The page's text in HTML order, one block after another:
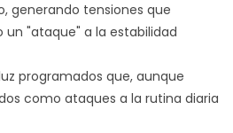
generando tensiones que
"ataque" a la estabilidad
programados que, aunque
como ataques a la rutina diaria